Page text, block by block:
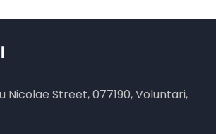
Nicolae Street, 077190, Voluntari,